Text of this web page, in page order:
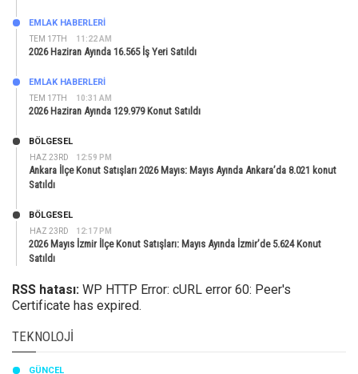
TEM 17TH 11:22 AM
EMLAK HABERLERI
2026 Haziran Ayında 16.565 İş Yeri Satıldı
TEM 17TH 10:31 AM
EMLAK HABERLERI
2026 Haziran Ayında 129.979 Konut Satıldı
HAZ 23RD 12:59 PM
BÖLGESEL
Ankara İlçe Konut Satışları 2026 Mayıs: Mayıs Ayında Ankara’da 8.021 konut
Satıldı
HAZ 23RD 12:17 PM
BÖLGESEL
2026 Mayıs İzmir İlçe Konut Satışları: Mayıs Ayında İzmir’de 5.624 Konut
Satıldı
RSS hatası: WP HTTP Error: cURL error 60: Peer's
Certificate has expired.
TEKNOLOJI
GÜNCEL